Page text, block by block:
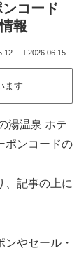
コード
報
2026.06.15
ます
湯温泉 ホテ
ポンコードの
、記事の上に
やセール・